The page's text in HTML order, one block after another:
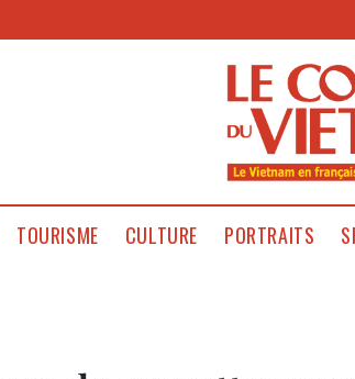
TOURISME CULTURE PORTRAITS